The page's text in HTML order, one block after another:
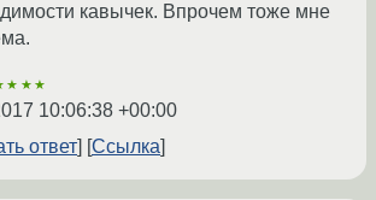
кавычек. Впрочем тоже мне
10:06:38 +00:00
ответ
Ссылка